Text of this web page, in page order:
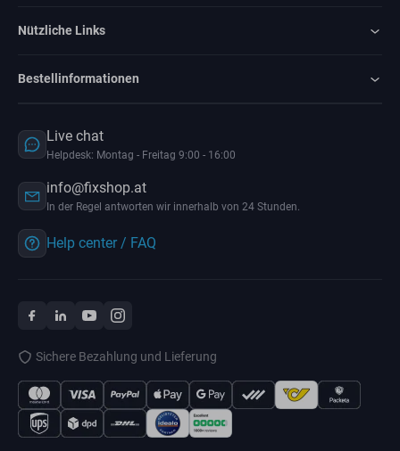
Nützliche Links
Bestellinformationen
Live chat
Helpdesk: Montag - Freitag 9:00 - 16:00
info@fixshop.at
In der Regel antworten wir innerhalb von 24 Stunden.
Help center / FAQ
Sichere Bezahlung und Lieferung